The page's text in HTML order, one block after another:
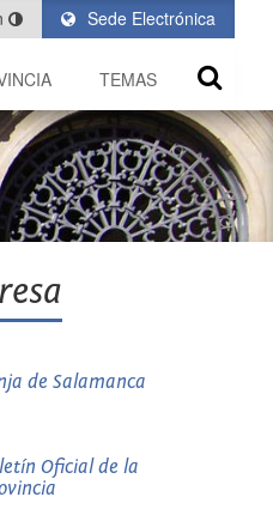
Sede Electrónica
TEMAS
de Salamanca
Oficial de la